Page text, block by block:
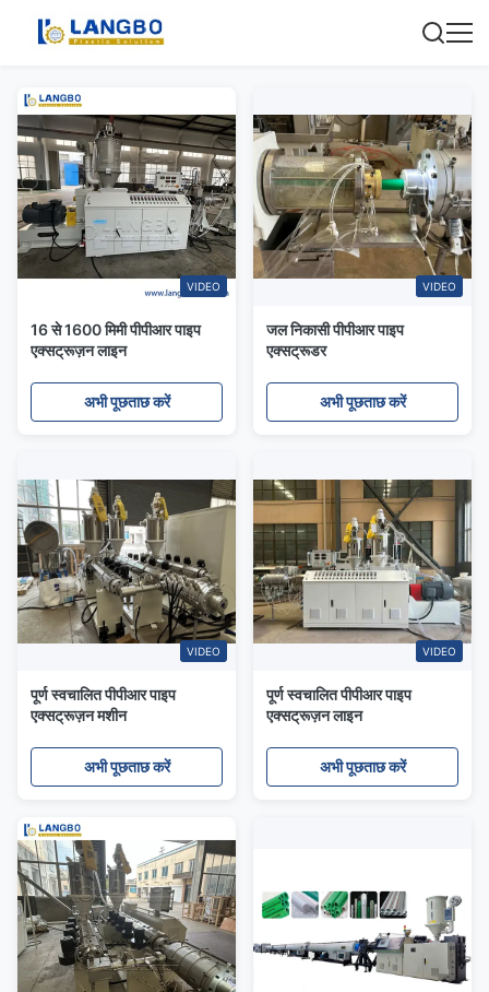
VIDEO
16 से 1600 मिमी पीपीआर पाइप
एक्सट्रूज़न लाइन
अभी पूछताछ करें
VIDEO
जल निकासी पीपीआर पाइप
एक्सट्रूडर
अभी पूछताछ करें
VIDEO
पूर्ण स्वचालित पीपीआर पाइप
एक्सट्रूज़न मशीन
अभी पूछताछ करें
VIDEO
पूर्ण स्वचालित पीपीआर पाइप
एक्सट्रूज़न लाइन
अभी पूछताछ करें